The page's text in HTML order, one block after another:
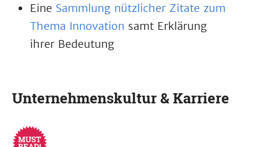
Eine Sammlung nützlicher Zitate zum
Thema Innovation samt Erklärung
ihrer Bedeutung
Unternehmenskultur & Karriere